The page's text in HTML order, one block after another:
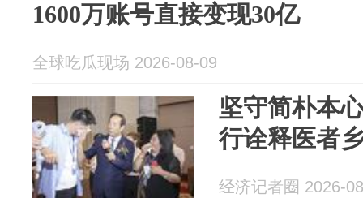
1600万账号直接变现30亿
全球吃瓜现场 2026-08-09
坚守简朴本
行诠释医者
经济记者圈 2026-